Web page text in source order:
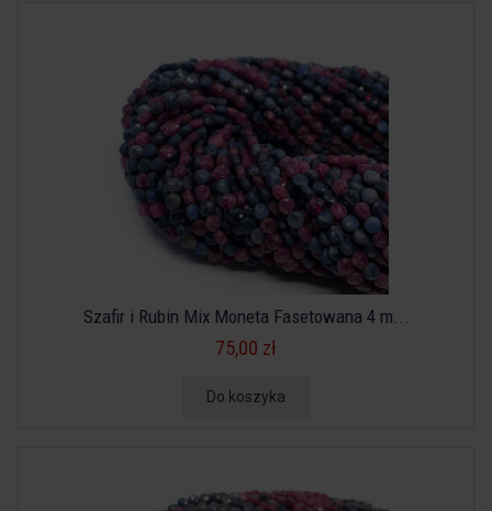
Szafir i Rubin Mix Moneta Fasetowana 4 m...
75,00 zł
Do koszyka